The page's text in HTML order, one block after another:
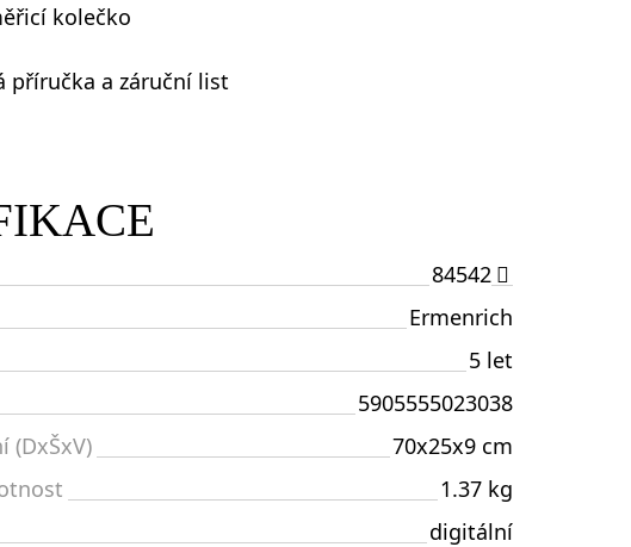
kolečko
příručka a záruční list
84542
Ermenrich
5 let
5905555023038
(DxŠxV)
70x25x9 cm
1.37 kg
digitální